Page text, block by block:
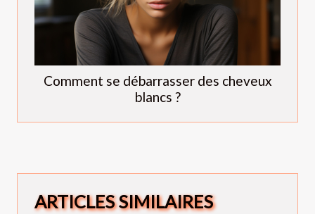
Comment se débarrasser des cheveux
blancs ?
ARTICLES SIMILAIRES